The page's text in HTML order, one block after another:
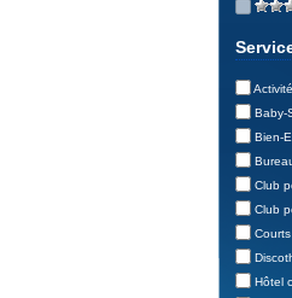
Baby-
Bien-
Club
Club
Hôtel